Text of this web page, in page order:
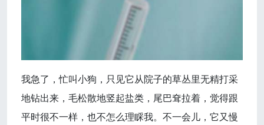
我急了，忙叫小狗，只见它从院子的草丛里无精打采
地钻出来，毛松散地竖起盐类，尾巴耷拉着，觉得跟
平时很不一样，也不怎么理睬我。不一会儿，它又慢